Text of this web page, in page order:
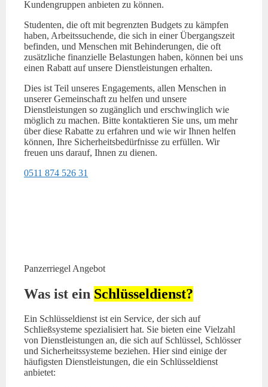
Kundengruppen anbieten zu können.
Studenten, die oft mit begrenzten Budgets zu kämpfen
haben, Arbeitssuchende, die sich in einer Übergangszeit
befinden, und Menschen mit Behinderungen, die oft
zusätzliche finanzielle Belastungen haben, können bei uns
einen Rabatt auf unsere Dienstleistungen erhalten.
Dies ist Teil unseres Engagements, allen Menschen in
unserer Gemeinschaft zu helfen und unsere
Dienstleistungen so zugänglich und erschwinglich wie
möglich zu machen. Bitte kontaktieren Sie uns, um mehr
über diese Rabatte zu erfahren und wie wir Ihnen helfen
können, Ihre Sicherheitsbedürfnisse zu erfüllen. Wir
freuen uns darauf, Ihnen zu dienen.
0511 874 526 31
Panzerriegel Angebot
Was ist ein Schlüsseldienst?
Ein Schlüsseldienst ist ein Service, der sich auf
Schließsysteme spezialisiert hat. Sie bieten eine Vielzahl
von Dienstleistungen an, die sich auf Schlüssel, Schlösser
und Sicherheitssysteme beziehen. Hier sind einige der
häufigsten Dienstleistungen, die ein Schlüsseldienst
anbietet: